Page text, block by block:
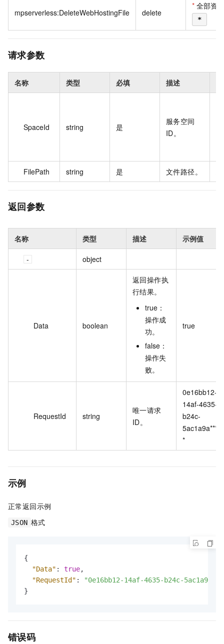
mpserverless:DeleteWebHostingFile delete
* 全部资源
*
请求参数
名称 类型 必填 描述
SpaceId string 是
服务空间
ID。
FilePath string 是 文件路径。
返回参数
名称 类型 描述 示例值
object
Data boolean
返回操作执
行结果。
true：
操作成
功。
false：
操作失
败。
true
RequestId string
唯一请求
ID。
0e16bb12-
14af-4635-
b24c-
5ac1a9a****
*
示例
正常返回示例
JSON 格式
{
"Data" : true,
"RequestId" :
"0e16bb12-14af-4635-b24c-
}
错误码